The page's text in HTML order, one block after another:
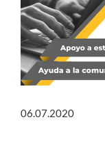
Alumni
English
06.07.2020